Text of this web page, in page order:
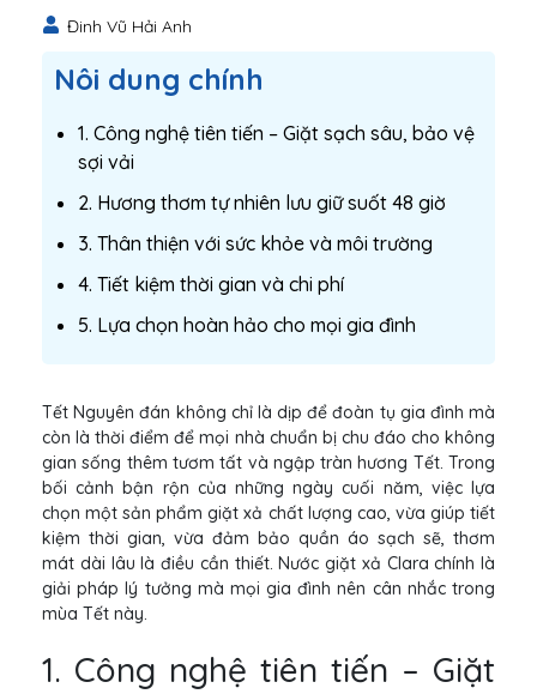
Đinh Vũ Hải Anh
Nôi dung chính
1. Công nghệ tiên tiến – Giặt sạch sâu, bảo vệ
sợi vải
2. Hương thơm tự nhiên lưu giữ suốt 48 giờ
3. Thân thiện với sức khỏe và môi trường
4. Tiết kiệm thời gian và chi phí
5. Lựa chọn hoàn hảo cho mọi gia đình
Tết Nguyên đán không chỉ là dịp để đoàn tụ gia đình mà
còn là thời điểm để mọi nhà chuẩn bị chu đáo cho không
gian sống thêm tươm tất và ngập tràn hương Tết. Trong
bối cảnh bận rộn của những ngày cuối năm, việc lựa
chọn một sản phẩm giặt xả chất lượng cao, vừa giúp tiết
kiệm thời gian, vừa đảm bảo quần áo sạch sẽ, thơm
mát dài lâu là điều cần thiết. Nước giặt xả Clara chính là
giải pháp lý tưởng mà mọi gia đình nên cân nhắc trong
mùa Tết này.
1. Công nghệ tiên tiến – Giặt